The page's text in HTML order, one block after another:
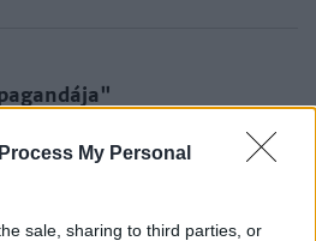
My Personal
sale, sharing to third parties, or